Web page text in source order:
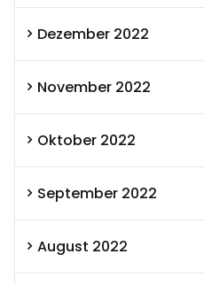
Dezember 2022
November 2022
Oktober 2022
September 2022
August 2022